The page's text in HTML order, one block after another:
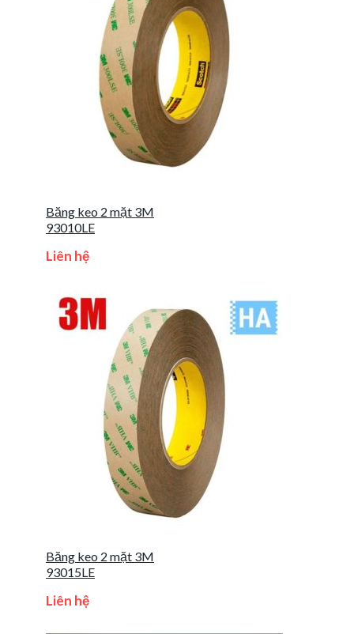
Băng keo 2 mặt 3M
93010LE
Liên hệ
Băng keo 2 mặt 3M
93015LE
Liên hệ